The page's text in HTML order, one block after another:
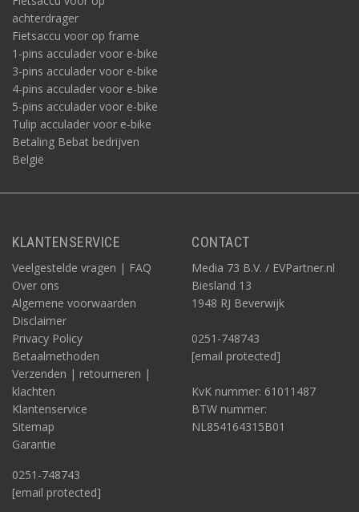
achterdrager
Fietsaccu voor op frame
1-pins acculader voor e-bike
3-pins acculader voor e-bike
4-pins acculader voor e-bike
5-pins acculader voor e-bike
Tulip acculader voor e-bike
Betaling Bebat bedrijven
België
KLANTENSERVICE
Veelgestelde vragen | FAQ
Over ons
Algemene voorwaarden
Disclaimer
Privacy Policy
Betaalmethoden
Verzenden | retourneren |
klachten
Klantenservice
Sitemap
Garantie
0251-748743
[email protected]
CONTACT
Media 73 B.V. / EVPartner.nl
Biesland 13
1948 RJ Beverwijk
0251-748743
[email protected]
KvK nummer: 61011487
BTW nummer:
NL854164315B01